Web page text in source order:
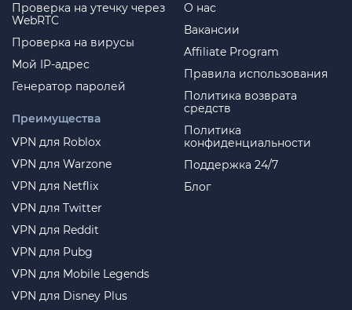
О нас
Вакансии
Affiliate Program
Правила использования
Политика возврата
средств
Политика
конфиденциальности
Поддержка 24/7
Блог
Проверка на утечку через
WebRTC
Проверка на вирусы
Мой IP-адрес
Генератор паролей
Преимущества
VPN для Roblox
VPN для Warzone
VPN для Netflix
VPN для Twitter
VPN для Reddit
VPN для Pubg
VPN для Mobile Legends
VPN для Disney Plus